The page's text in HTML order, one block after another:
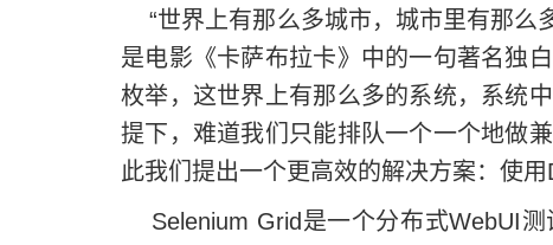
“世界上有那么多城市，城市里有那么
是电影《卡萨布拉卡》中的一句著名独
枚举，这世界上有那么多的系统，系统
提下，难道我们只能排队一个一个地做
此我们提出一个更高效的解决方案：使用
Selenium Grid是一个分布式WebUI